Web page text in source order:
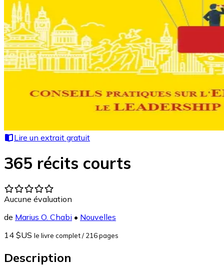
Lire un extrait gratuit
365 récits courts
Aucune évaluation
de Marius O. Chabi • Nouvelles
14 $US le livre complet/ 216 pages
Description